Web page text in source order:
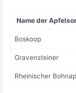
Name der
Boskoop
Gravensteiner
Rheinischer